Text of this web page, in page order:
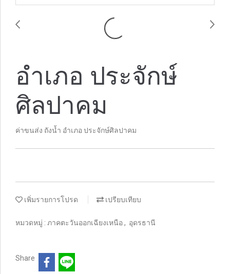
อำเภอ ประจักษ์
ศิลปาคม
ค่าขนส่ง ถังน้ำ อำเภอ ประจักษ์ศิลปาคม
เพิ่มรายการโปรด เปรียบเทียบ
หมวดหมู่ : ภาคตะวันออกเฉียงเหนือ , อุดรธานี
Share